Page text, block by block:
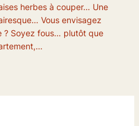
herbes à couper… Une
Vous envisagez
? Soyez fous… plutôt que